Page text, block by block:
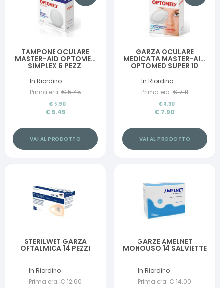
TAMPONE OCULARE
MASTER-AID OPTOMED
SIMPLEX 6 PEZZI
In Riordino
Prima era: €5.45
€5.90
€ 5.45
VAI AL PRODOTTO
GARZA OCULARE
MEDICATA MASTER-AID
OPTOMED SUPER 10
In Riordino
Prima era: €7.11
€8.30
€ 7.90
VAI AL PRODOTTO
STERILWET GARZA
OFTALMICA 14 PEZZI
In Riordino
Prima era: €12.60
GARZE AMELNET
MONOUSO 14 SALVIETTE
In Riordino
Prima era: €14.00